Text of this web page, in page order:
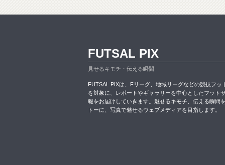
FUTSAL PIX
見せるキモチ・伝える瞬間
FUTSAL PIXは、Fリーグ、地域リーグなどの競技フッ
を対象に、レポートやギャラリーを中心としたフット
報をお届けしていきます。魅せるキモチ、伝える瞬間
トーに、写真で魅せるウェブメディアを目指します。